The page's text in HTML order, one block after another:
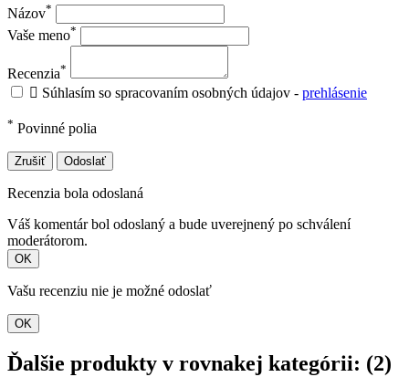
Názov*
Vaše meno*
Recenzia*
 Súhlasím so spracovaním osobných údajov - prehlásenie
* Povinné polia
Zrušiť Odoslať
Recenzia bola odoslaná
Váš komentár bol odoslaný a bude uverejnený po schválení
moderátorom.
OK
Vašu recenziu nie je možné odoslať
OK
Ďalšie produkty v rovnakej kategórii: (2)